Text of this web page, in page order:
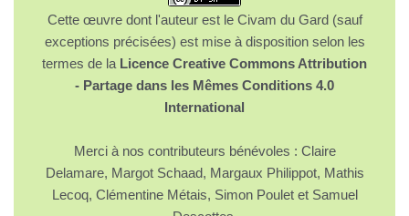
Cette œuvre dont l'auteur est le Civam du Gard (sauf
exceptions précisées) est mise à disposition selon les
termes de la Licence Creative Commons Attribution
- Partage dans les Mêmes Conditions 4.0
International
Merci à nos contributeurs bénévoles : Claire
Delamare, Margot Schaad, Margaux Philippot, Mathis
Lecoq, Clémentine Métais, Simon Poulet et Samuel